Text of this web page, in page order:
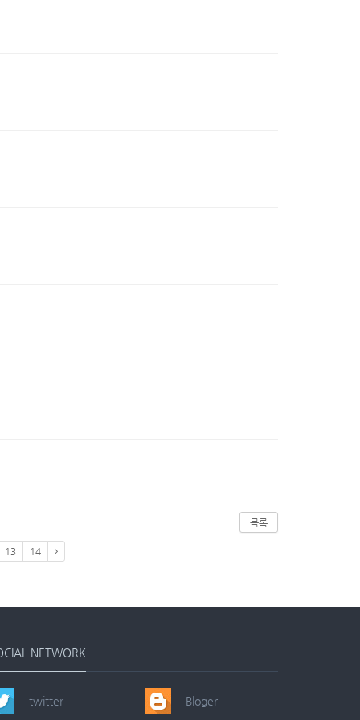
목록
13 14
NETWORK
twitter Bloger